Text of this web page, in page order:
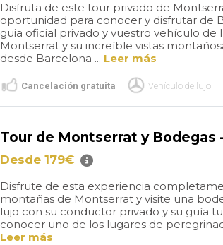
Disfruta de este tour privado de
oportunidad para conocer y disfrutar de
guia oficial privado y vuestro vehículo
Montserrat y su increíble vistas
desde Barcelona ... Leer más
Cancelación gratuita Vehículo de lujo
Tour de Montserrat y Bodegas
Desde 179€
Disfrute de esta experiencia
montañas de Montserrat y visite una
lujo con su conductor privado y su guía
conocer uno de los lugares de
Leer más